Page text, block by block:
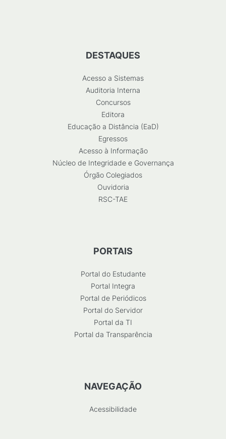
DESTAQUES
Acesso a Sistemas
Auditoria Interna
Concursos
Editora
Educação a Distância (EaD)
Egressos
Acesso à Informação
Núcleo de Integridade e Governança
Órgão Colegiados
Ouvidoria
RSC-TAE
PORTAIS
Portal do Estudante
Portal Integra
Portal de Periódicos
Portal do Servidor
Portal da TI
Portal da Transparência
NAVEGAÇÃO
Acessibilidade